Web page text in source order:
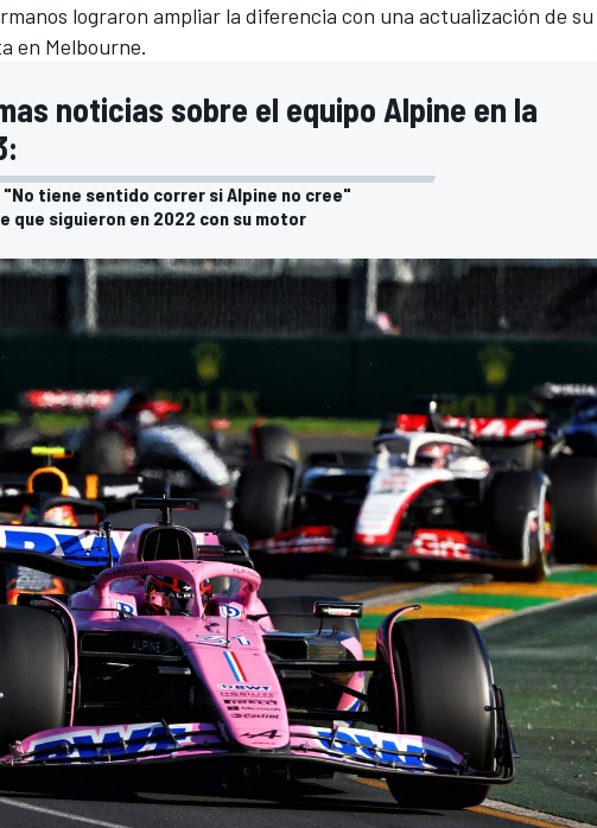
lograron ampliar la diferencia con una actualización de su
en Melbourne.
noticias sobre el equipo Alpine en la
tiene sentido correr si Alpine no cree"
que siguieron en 2022 con su motor